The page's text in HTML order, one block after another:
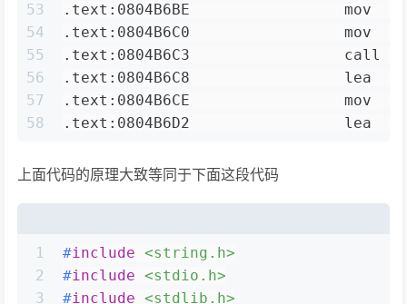
53
54
55
56
57
58
.text:0804B6BE                 mov
.text:0804B6C0                 mov
.text:0804B6C3                 call
.text:0804B6C8                 lea
.text:0804B6CE                 mov
.text:0804B6D2                 lea
上面代码的原理大致等同于下面这段代码
1
2
3
#include <string.h>
#include <stdio.h>
#include <stdlib.h>